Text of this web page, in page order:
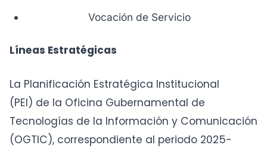
Vocación de Servicio
Líneas Estratégicas
La Planificación Estratégica Institucional
(PEI) de la Oficina Gubernamental de
Tecnologías de la Información y Comunicación
(OGTIC), correspondiente al periodo 2025-